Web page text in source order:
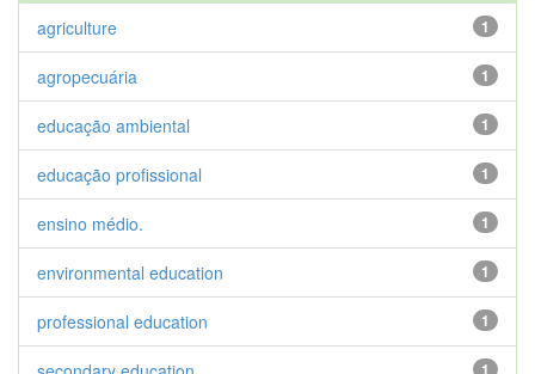
1
agriculture
1
agropecuária
1
educação ambiental
1
educação profissional
1
ensino médio.
1
environmental education
1
professional education
1